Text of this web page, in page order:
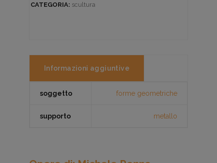
CATEGORIA: scultura
Informazioni aggiuntive
soggetto forme geometriche
supporto metallo